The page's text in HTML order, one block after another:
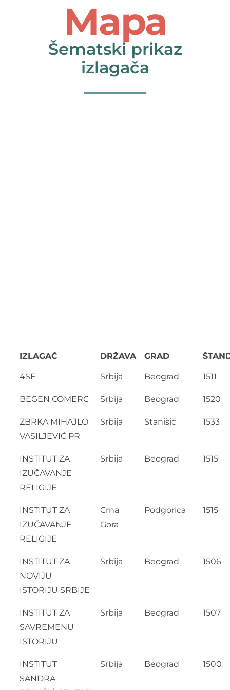
Kontakt
Mapa
Šematski prikaz
izlagača
IZLAGAČ DRŽAVA GRAD
4SE Srbija Beograd 1511
BEGEN COMERC Srbija Beograd 1520
ZBRKA MIHAJLO
VASILJEVIĆ PR
Srbija Stanišić 1533
INSTITUT ZA
IZUČAVANJE
RELIGIJE
Srbija Beograd 1515
INSTITUT ZA
IZUČAVANJE
RELIGIJE
Crna
Gora
Podgorica 1515
INSTITUT ZA
NOVIJU
ISTORIJU SRBIJE
Srbija Beograd 1506
INSTITUT ZA
SAVREMENU
ISTORIJU
Srbija Beograd 1507
INSTITUT
SANDRA
Srbija Beograd 1500